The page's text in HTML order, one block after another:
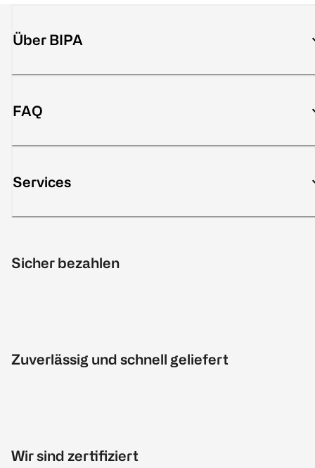
Über BIPA
FAQ
Services
Sicher bezahlen
Zuverlässig und schnell geliefert
Wir sind zertifiziert